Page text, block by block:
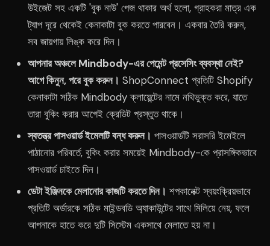
উইজেট সহ একটি 'বুক নাউ' পেজ থাকার অর্থ হলো, গ্রাহকরা মাত্র এক
ট্যাপ দূরে থেকেই কেনাকাটা বুক করতে পারবেন। একবার তৈরি করুন,
সব জায়গায় লিঙ্ক করে দিন।
আপনার অঞ্চলে Mindbody-এর পেমেন্ট প্রসেসিং ব্যবস্থা নেই?
আগে কিনুন, পরে বুক করুন। ShopConnect প্রতিটি Shopify
কেনাকাটা সঠিক Mindbody ক্লায়েন্টের নামে নথিভুক্ত করে, যাতে
তারা বুকিং করার আগেই ক্রেডিট প্রস্তুত থাকে।
স্বতন্ত্র পাসওয়ার্ড ইমেলটি বন্ধ করুন। পাসওয়ার্ডটি সরাসরি ইমেইলে
পাঠানোর পরিবর্তে, বুকিং করার সময়েই Mindbody-কে প্রাসঙ্গিকভাবে
পাসওয়ার্ড চাইতে দিন।
ডেটা ইঞ্জিনকে মেলানোর কাজটি করতে দিন। শপকানেক্ট স্বয়ংক্রিয়ভাবে
প্রতিটি অর্ডারকে সঠিক মাইন্ডবডি অ্যাকাউন্টের সাথে মিলিয়ে নেয়, ফলে
আপনাকে হাতে করে দুটি সিস্টেম একসাথে মেলাতে হয় না।